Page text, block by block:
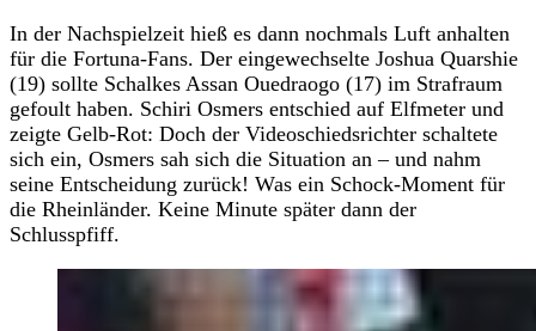
In der Nachspielzeit hieß es dann nochmals Luft anhalten
für die Fortuna-Fans. Der eingewechselte Joshua Quarshie
(19) sollte Schalkes Assan Ouedraogo (17) im Strafraum
gefoult haben. Schiri Osmers entschied auf Elfmeter und
zeigte Gelb-Rot: Doch der Videoschiedsrichter schaltete
sich ein, Osmers sah sich die Situation an – und nahm
seine Entscheidung zurück! Was ein Schock-Moment für
die Rheinländer. Keine Minute später dann der
Schlusspfiff.